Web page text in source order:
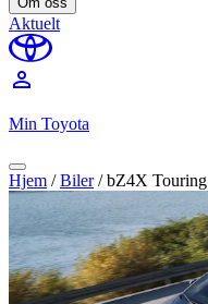
Aktuelt
perm_identity
Min Toyota
Hjem /Biler /bZ4X Touring